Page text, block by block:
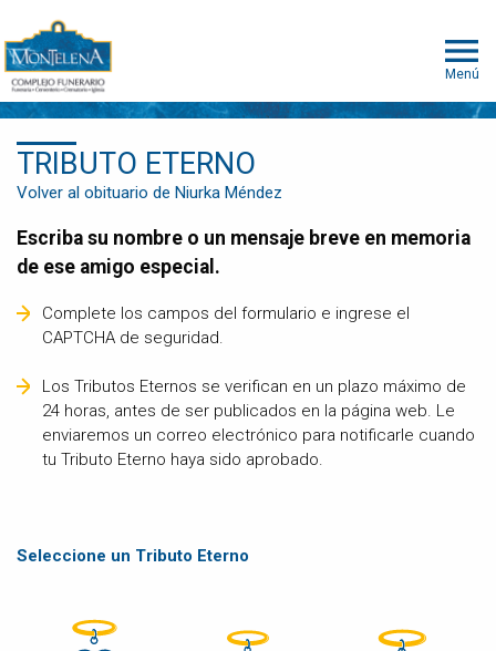
Menú
TRIBUTO ETERNO
Volver al obituario de Niurka Méndez
Escriba su nombre o un mensaje breve en memoria
de ese amigo especial.
Complete los campos del formulario e ingrese el
CAPTCHA de seguridad.
Los Tributos Eternos se verifican en un plazo máximo de
24 horas, antes de ser publicados en la página web. Le
enviaremos un correo electrónico para notificarle cuando
tu Tributo Eterno haya sido aprobado.
Seleccione un Tributo Eterno